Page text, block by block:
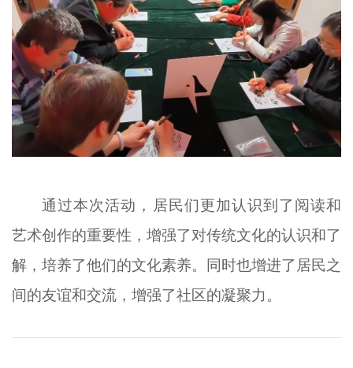
通过本次活动，居民们更加认识到了阅读和
艺术创作的重要性，增强了对传统文化的认识和了
解，培养了他们的文化素养。同时也增进了居民之
间的友谊和交流，增强了社区的凝聚力。